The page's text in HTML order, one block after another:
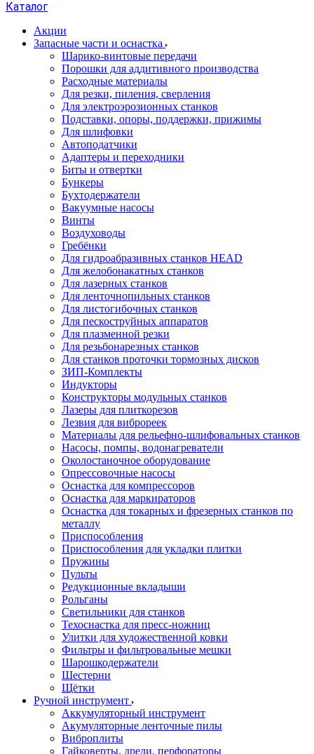
Каталог
Акции
Запасные части и оснастка
Шарико-винтовые передачи
Порошки для аддитивного производства
Расходные материалы
Для резки, пиления, сверления
Для электроэрозионных станков
Подставки, опоры, поддержки, прижимы
Для шлифовки
Автоподатчики
Адаптеры и переходники
Биты и отвертки
Бункеры
Бухтодержатели
Вакуумные насосы
Винты
Воздуховоды
Гребёнки
Для гидроабразивных станков HEAD
Для желобонакатных станков
Для лазерных станков
Для ленточнопильных станков
Для листогибочных станков
Для пескоструйных аппаратов
Для плазменной резки
Для резьбонарезных станков
Для станков проточки тормозных дисков
ЗИП-Комплекты
Индукторы
Конструкторы модульных станков
Лазеры для плиткорезов
Лезвия для виброреек
Материалы для рельефно-шлифовальных станков
Насосы, помпы, водонагреватели
Околостаночное оборудование
Опрессовочные насосы
Оснастка для компрессоров
Оснастка для маркираторов
Оснастка для токарных и фрезерных станков по
металлу
Приспособления
Приспособления для укладки плитки
Пружины
Пульты
Редукционные вкладыши
Рольганы
Светильники для станков
Техоснастка для пресс-ножниц
Улитки для художественной ковки
Фильтры и фильтровальные мешки
Шарошкодержатели
Шестерни
Щётки
Ручной инструмент
Аккумуляторный инструмент
Акумуляторные ленточные пилы
Виброплиты
Гайковерты, дрели, перфораторы